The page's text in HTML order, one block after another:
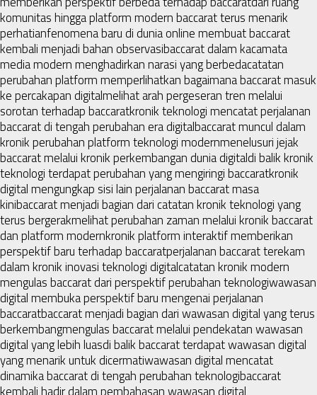
komunitas hingga platform modern baccarat terus menarik
perhatianfenomena baru di dunia online membuat baccarat
kembali menjadi bahan observasibaccarat dalam kacamata
media modern menghadirkan narasi yang berbedacatatan
perubahan platform memperlihatkan bagaimana baccarat masuk
ke percakapan digitalmelihat arah pergeseran tren melalui
sorotan terhadap baccaratkronik teknologi mencatat perjalanan
baccarat di tengah perubahan era digitalbaccarat muncul dalam
kronik perubahan platform teknologi modernmenelusuri jejak
baccarat melalui kronik perkembangan dunia digitaldi balik kronik
teknologi terdapat perubahan yang mengiringi baccaratkronik
digital mengungkap sisi lain perjalanan baccarat masa
kinibaccarat menjadi bagian dari catatan kronik teknologi yang
terus bergerakmelihat perubahan zaman melalui kronik baccarat
dan platform modernkronik platform interaktif memberikan
perspektif baru terhadap baccaratperjalanan baccarat terekam
dalam kronik inovasi teknologi digitalcatatan kronik modern
mengulas baccarat dari perspektif perubahan teknologiwawasan
digital membuka perspektif baru mengenai perjalanan
baccaratbaccarat menjadi bagian dari wawasan digital yang terus
berkembangmengulas baccarat melalui pendekatan wawasan
digital yang lebih luasdi balik baccarat terdapat wawasan digital
yang menarik untuk dicermatiwawasan digital mencatat
dinamika baccarat di tengah perubahan teknologibaccarat
kembali hadir dalam pembahasan wawasan digital